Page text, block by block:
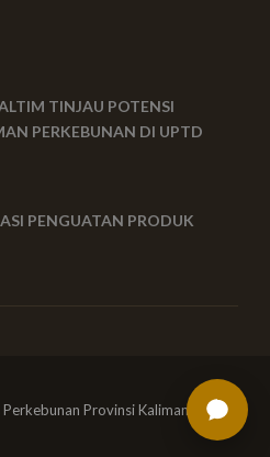
TINJAU POTENSI
PERKEBUNAN DI UPTD
PENGUATAN PRODUK
Provinsi Kalimantan